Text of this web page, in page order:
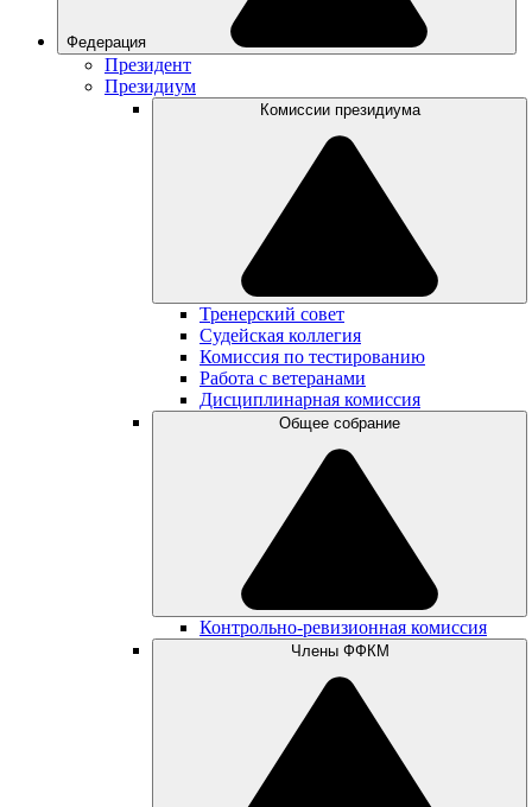
Федерация
Президент
Президиум
Комиссии президиума
Тренерский совет
Судейская коллегия
Комиссия по тестированию
Работа с ветеранами
Дисциплинарная комиссия
Общее собрание
Контрольно-ревизионная комиссия
Члены ФФКМ